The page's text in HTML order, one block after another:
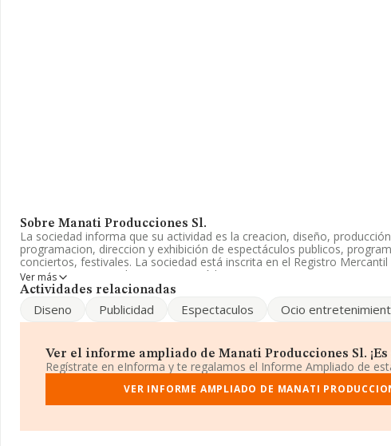
Sobre Manati Producciones Sl.
La sociedad informa que su actividad es la creacion, diseño,
programacion, direccion y exhibición de espectáculos publicos,
conciertos, festivales. La sociedad está inscrita en el Registro
Su CNAE corresponde a 9031 con código '%cnae%'. La empresa no
exteriores.
Puedes visitar su sitio web:
www.manatiproducciones.es.
(28046), en el municipio de Madrid, Madrid.
En relación con el sector y disponiendo de los datos de hasta 5.511
facturación asciende a 681 millones de euros y se calcula un promedio
euros entre todas las compañías. En relación con la información de la
euros. Para aportar ulterior información de interés en el ámbito
Ver más
Actividades relacionadas
Diseno Publicidad Espectaculos Ocio
Ver el informe ampliado de Manati Producciones Sl. ¡Es
Regístrate en eInforma y te regalamos el Informe Ampliado de
VER INFORME AMPLIADO DE MANATI